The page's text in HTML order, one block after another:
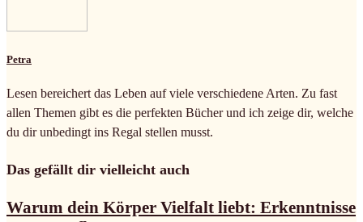
Petra
Lesen bereichert das Leben auf viele verschiedene Arten. Zu fast
allen Themen gibt es die perfekten Bücher und ich zeige dir, welche
du dir unbedingt ins Regal stellen musst.
Das gefällt dir vielleicht auch
Warum dein Körper Vielfalt liebt: Erkenntnisse